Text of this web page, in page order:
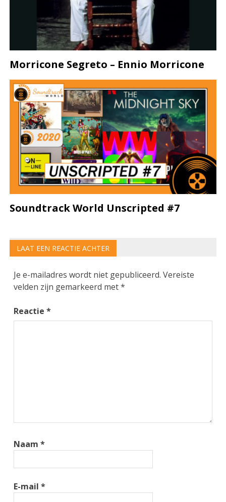
Morricone Segreto – Ennio Morricone
Soundtrack World Unscripted #7
LAAT EEN REACTIE ACHTER
Je e-mailadres wordt niet gepubliceerd. Vereiste
velden zijn gemarkeerd met*
Reactie*
Naam*
E-mail*